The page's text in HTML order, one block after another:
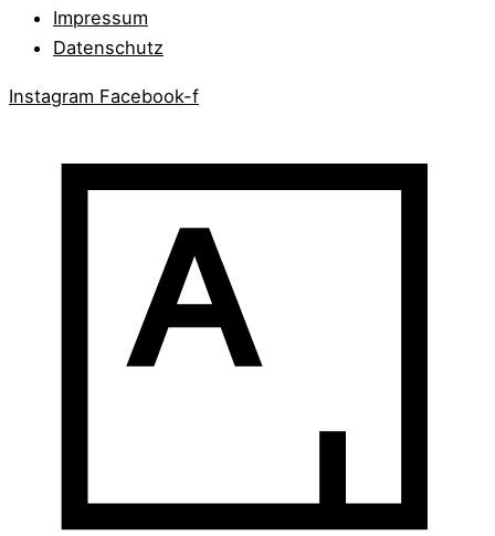
Impressum
Datenschutz
Instagram Facebook-f